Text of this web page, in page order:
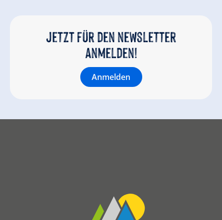
Jetzt für den newsletter
anmelden!
Anmelden